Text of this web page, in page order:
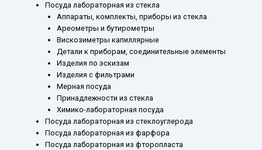
Посуда лабораторная из стекла
Аппараты, комплекты, приборы из стекла
Ареометры и бутирометры
Вискозиметры капиллярные
Детали к приборам, соединительные элементы
Изделия по эскизам
Изделия с фильтрами
Мерная посуда
Принадлежности из стекла
Химико-лабораторная посуда
Посуда лабораторная из стеклоуглерода
Посуда лабораторная из фарфора
Посуда лабораторная из фторопласта